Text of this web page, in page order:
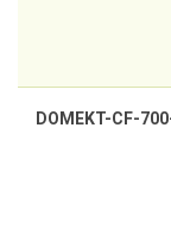
DOMEKT-CF-